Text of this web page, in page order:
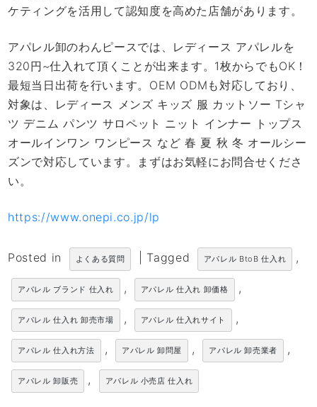
ケティングを活用して認知度を高めた店舗があります。
アパレル卸のわんピースでは、レディース アパレルを
320円~仕入れて頂くことが出来ます。1枚からでもOK！
最短当日出荷を行います。OEM ODMも対応しており、
対象は、レディース メンズ キッズ 服 カットソー Tシャ
ツ デニム パンツ サロペット ニット インナー トップス
オールインワン ワンピース など 春 夏 秋 冬 オールシー
ズンで対応しています。まずはお気軽にお問合せくださ
い。
https://www.onepi.co.jp/lp
Posted in よくある質問 Tagged アパレル BtoB 仕入れ ,
アパレル ブランド 仕入れ , アパレル 仕入れ 卸価格 ,
アパレル 仕入れ 卸売市場 , アパレル 仕入れサイト ,
アパレル 仕入れ方法 , アパレル 卸問屋 , アパレル 卸売業者 ,
アパレル 卸販売 , アパレル 小売店 仕入れ